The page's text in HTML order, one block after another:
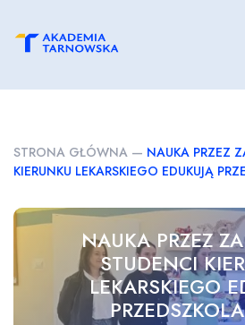
STRONA GŁÓWNA — NAUKA PRZEZ
KIERUNKU LEKARSKIEGO EDUKUJĄ
NAUKA PRZEZ
STUDENCI
LEKARSKIEGO